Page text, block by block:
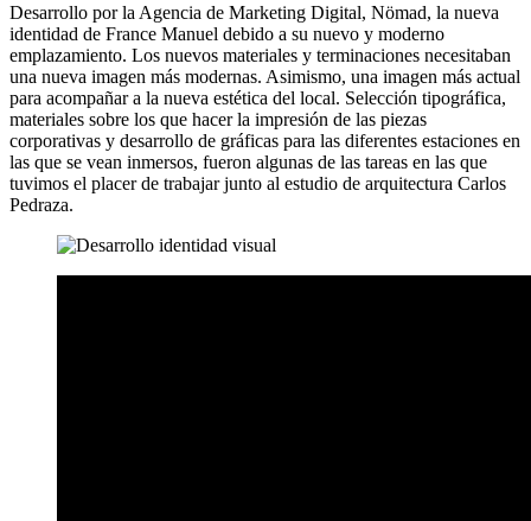
Desarrollo por la Agencia de Marketing Digital, Nömad, la nueva
identidad de France Manuel debido a su nuevo y moderno
emplazamiento. Los nuevos materiales y terminaciones necesitaban
una nueva imagen más modernas. Asimismo, una imagen más actual
para acompañar a la nueva estética del local. Selección tipográfica,
materiales sobre los que hacer la impresión de las piezas
corporativas y desarrollo de gráficas para las diferentes estaciones en
las que se vean inmersos, fueron algunas de las tareas en las que
tuvimos el placer de trabajar junto al estudio de arquitectura Carlos
Pedraza.